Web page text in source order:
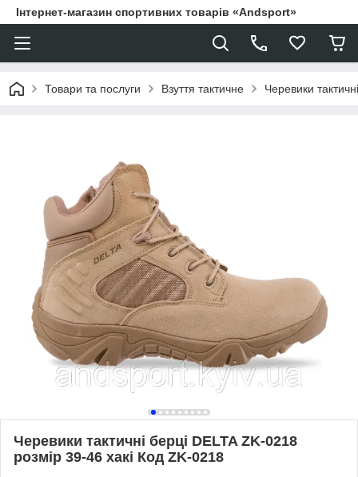
Інтернет-магазин спортивних товарів «Andsport»
Товари та послуги Взуття тактичне Черевики
Черевики тактичні берці DELTA ZK-0218
розмір 39-46 хакі Код ZK-0218